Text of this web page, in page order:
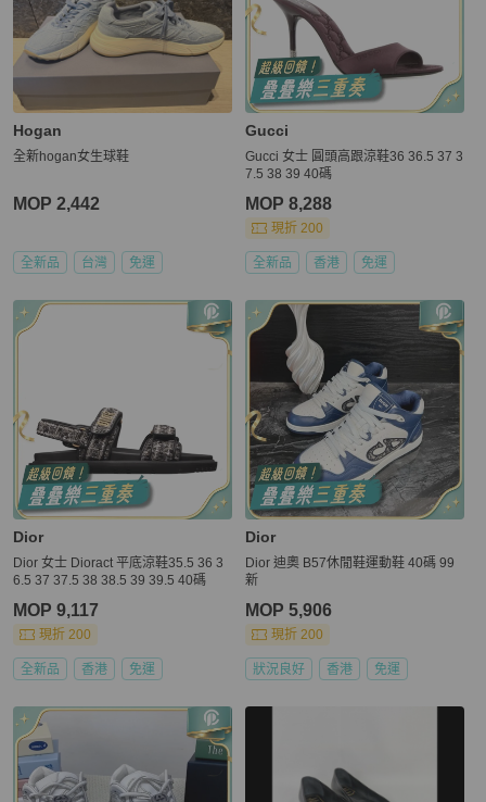
Hogan
全新hogan女生球鞋
MOP 2,442
全新品 台灣 免運
Gucci
Gucci 女士 圓頭高跟涼鞋36 36.5 37 3
7.5 38 39 40碼
MOP 8,288
現折 200
全新品 香港 免運
Dior
Dior 女士 Dioract 平底涼鞋35.5 36 3
6.5 37 37.5 38 38.5 39 39.5 40碼
MOP 9,117
現折 200
全新品 香港 免運
Dior
Dior 迪奧 B57休閒鞋運動鞋 40碼 99
新
MOP 5,906
現折 200
狀況良好 香港 免運